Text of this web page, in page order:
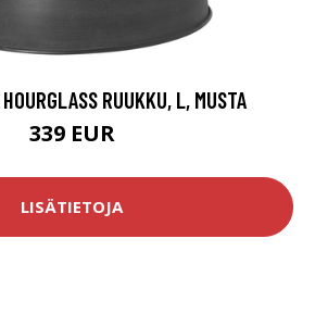
RUUKKU, L, MUSTA
339 EUR
LISÄTIETOJA